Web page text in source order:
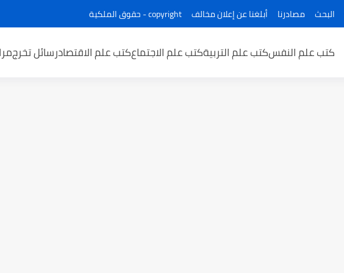
البحث مصادرنا أبلغنا عن إعلان مخالف copyright - حقوق الملكية
كتب علم النفسكتب علم التربيةكتب علم الاجتماعكتب علم الاقتصادرسائل تخرج